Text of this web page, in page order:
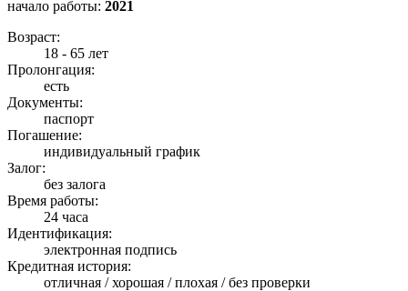
начало работы: 2021
Возраст:
18 - 65 лет
Пролонгация:
есть
Документы:
паспорт
Погашение:
индивидуальный график
Залог:
без залога
Время работы:
24 часа
Идентификация:
электронная подпись
Кредитная история:
отличная / хорошая / плохая / без проверки